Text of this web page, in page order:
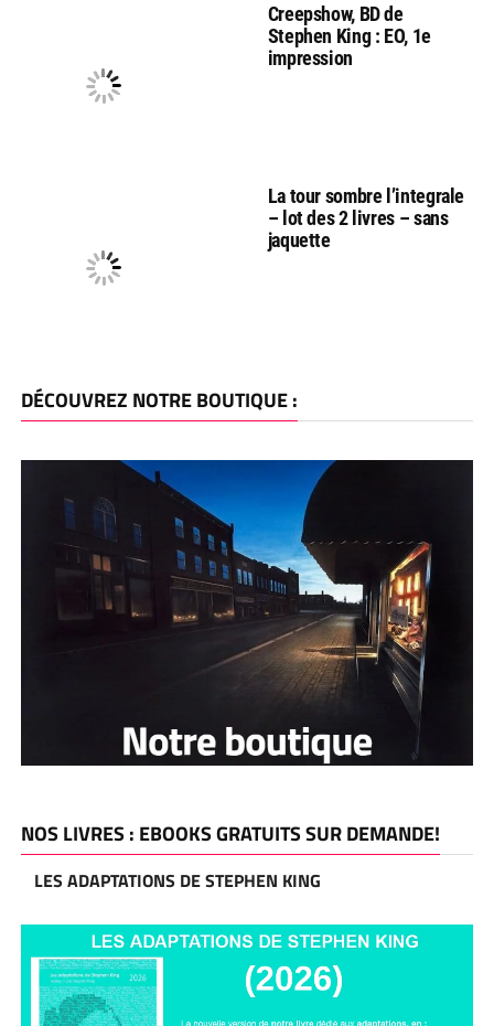
Creepshow, BD de
Stephen King : EO, 1e
impression
La tour sombre l’integrale
– lot des 2 livres – sans
jaquette
DÉCOUVREZ NOTRE BOUTIQUE :
NOS LIVRES : EBOOKS GRATUITS SUR DEMANDE!
LES ADAPTATIONS DE STEPHEN KING